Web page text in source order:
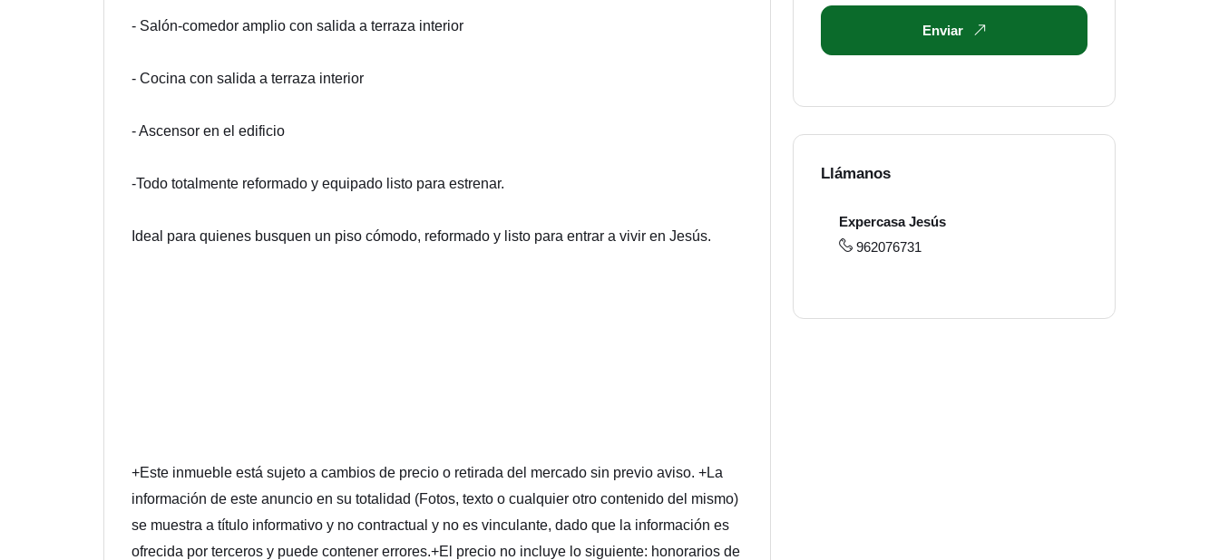
- Salón-comedor amplio con salida a terraza interior
- Cocina con salida a terraza interior
- Ascensor en el edificio
-Todo totalmente reformado y equipado listo para estrenar.
Ideal para quienes busquen un piso cómodo, reformado y listo para entrar a vivir en Jesús.
+Este inmueble está sujeto a cambios de precio o retirada del mercado sin previo aviso. +La
información de este anuncio en su totalidad (Fotos, texto o cualquier otro contenido del mismo)
se muestra a título informativo y no contractual y no es vinculante, dado que la información es
ofrecida por terceros y puede contener errores.+El precio no incluye lo siguiente: honorarios de
Enviar
Llámanos
Expercasa Jesús
962076731